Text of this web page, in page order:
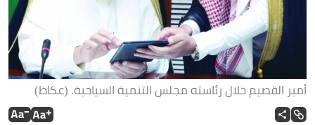
أمير القصيم خلال رئاسته مجلس التنمية السياحية. (عكاظ)